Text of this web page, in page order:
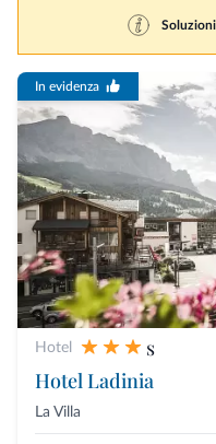
In evidenza
Hotel
s
Hotel Ladinia
La Villa